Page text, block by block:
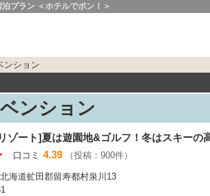
プラン ＜ホテルでポン！＞
ンション
ンション
ゾート]夏は遊園地&ゴルフ！冬はスキーの
口コミ 4.39 （投稿：900件）
海道虻田郡留寿都村泉川13